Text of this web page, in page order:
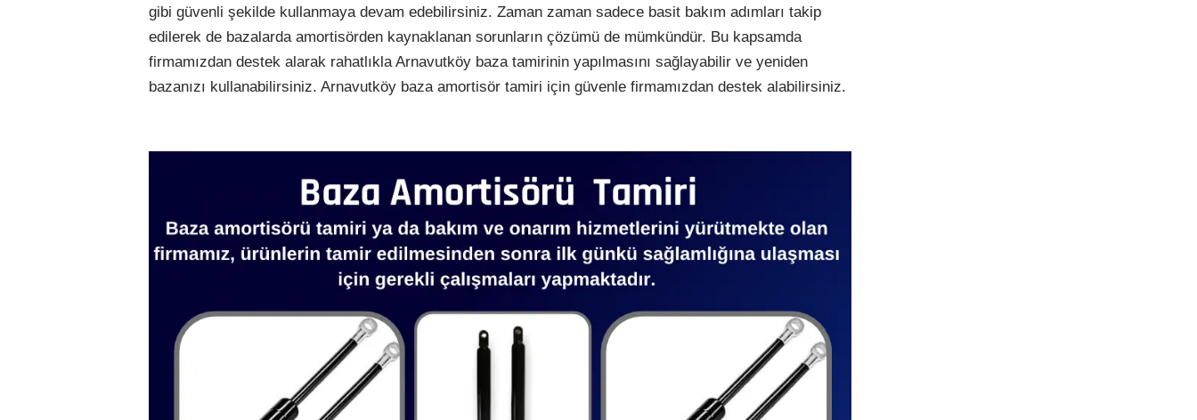
gibi güvenli şekilde kullanmaya devam edebilirsiniz. Zaman zaman sadece basit bakım adımları takip
edilerek de bazalarda amortisörden kaynaklanan sorunların çözümü de mümkündür. Bu kapsamda
firmamızdan destek alarak rahatlıkla Arnavutköy baza tamirinin yapılmasını sağlayabilir ve yeniden
bazanızı kullanabilirsiniz. Arnavutköy baza amortisör tamiri için güvenle firmamızdan destek alabilirsiniz.